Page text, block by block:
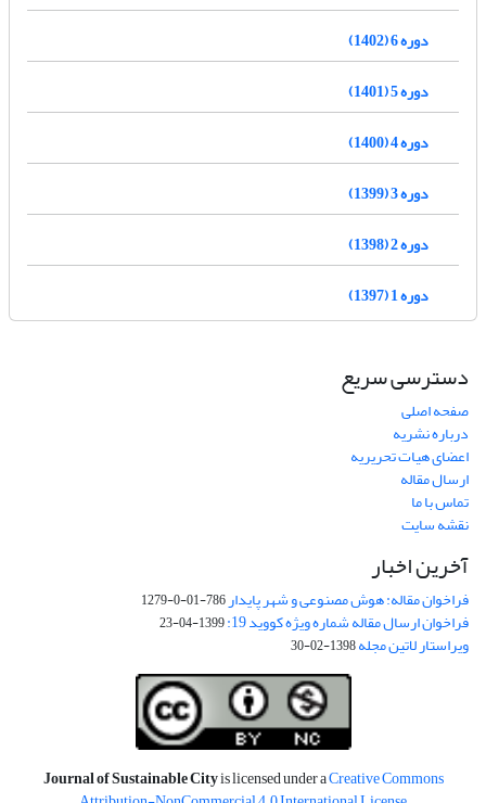
دوره 6 (1402)
دوره 5 (1401)
دوره 4 (1400)
دوره 3 (1399)
دوره 2 (1398)
دوره 1 (1397)
دسترسی سریع
صفحه اصلی
درباره نشریه
اعضای هیات تحریریه
ارسال مقاله
تماس با ما
نقشه سایت
آخرین اخبار
فراخوان مقاله: هوش مصنوعی و شهر پایدار786-01-0-1279
فراخوان ارسال مقاله شماره ویژه کووید 19: 1399-04-23
ویراستار لاتین مجله1398-02-30
Journal of Sustainable Cityis licensed under aCreative Commons